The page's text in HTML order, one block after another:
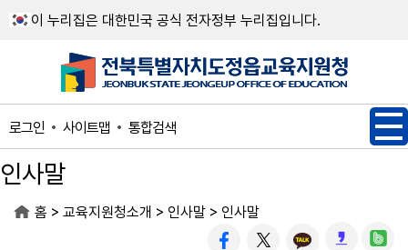
이 누리집은 대한민국 공식 전자정부 누리집입니다.
로그인 사이트맵 통합검색
인사말
홈 > 교육지원청소개 > 인사말 > 인사말